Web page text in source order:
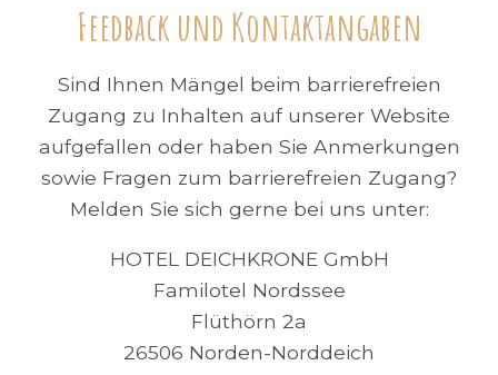
Feedback und Kontaktangaben
Sind Ihnen Mängel beim barrierefreien
Zugang zu Inhalten auf unserer Website
aufgefallen oder haben Sie Anmerkungen
sowie Fragen zum barrierefreien Zugang?
Melden Sie sich gerne bei uns unter:
HOTEL DEICHKRONE GmbH
Familotel Nordssee
Flüthörn 2a
26506 Norden-Norddeich